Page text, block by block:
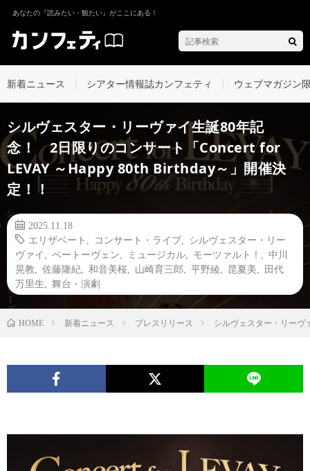
あなたの『読みたい・観たい』がここにある！
新着ニュース シアター情報誌カンフェティ ウェブマガジン
シルヴェスター・リーヴァイ生誕80年記
念！ 2日限りのコンサート「Concert for
LEVAY ～Happy 80th Birthday～」開催決
定！！
2025.11.18
エリザベート
コンサート・ライブ
シルヴェスター・リー
ヴァイ
ベートーヴェン ミュージカル モーツァルト！
中川
晃教
佐藤隆紀 和音美桜 山崎育三郎 平野綾 昆夏美
田代
万里生
舞台・演劇
HOME 新着ニュース プレスリリース シルヴェスター・リー